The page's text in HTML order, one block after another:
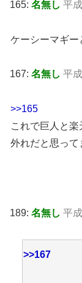
165: 名無し 平
ケーシーマギ
167: 名無し 平
>>165
これで巨人と楽
外れだと思って
189: 名無し 平
>>167